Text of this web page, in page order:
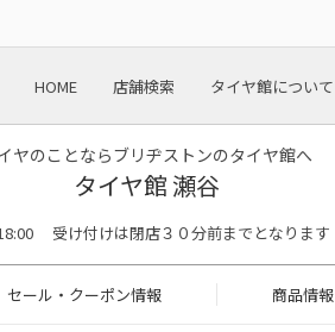
HOME 店舗検索 タイヤ館について
ヤのことならブリヂストンのタイヤ館へ
タイヤ館 瀬谷
受け付けは閉店３０分前までとなります
セール・クーポン情報 商品情報